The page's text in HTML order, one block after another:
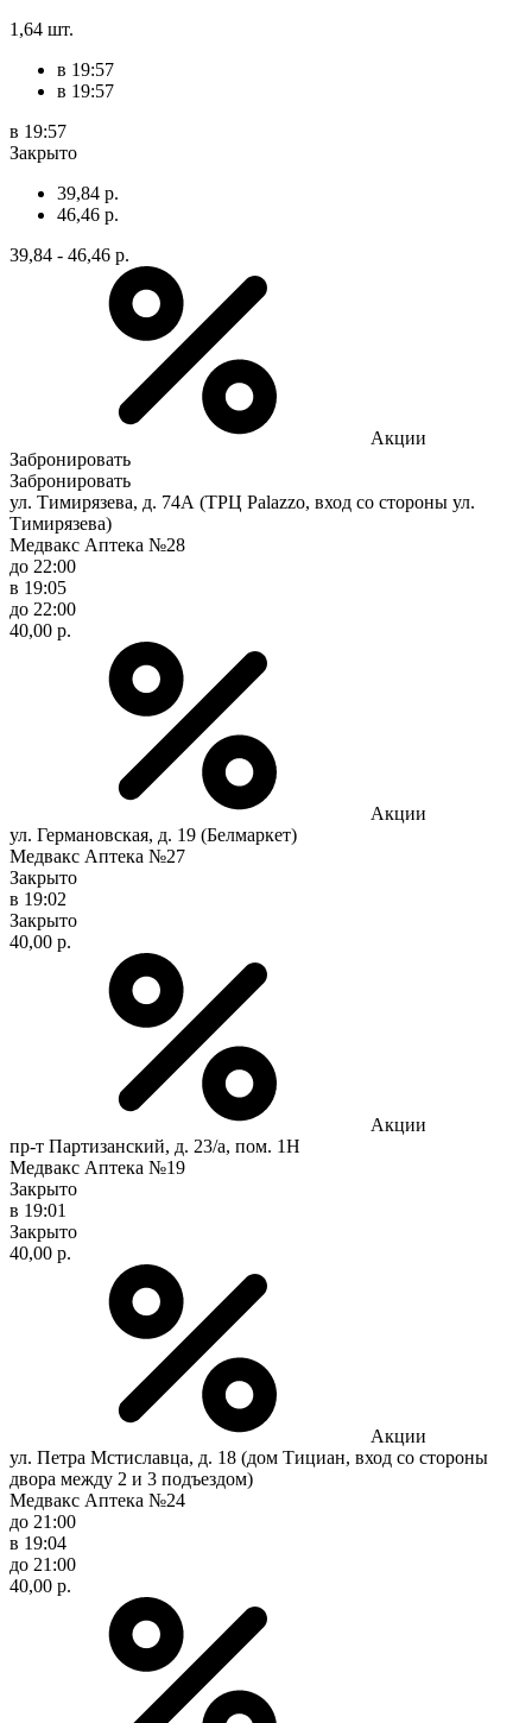
1,64 шт.
в 19:57
в 19:57
в 19:57
Закрыто
39,84 р.
46,46 р.
39,84 - 46,46 р.
Акции
Забронировать
Забронировать
ул. Тимирязева, д. 74А (ТРЦ Palazzo, вход со стороны ул.
Тимирязева)
Медвакс Аптека №28
до 22:00
в 19:05
до 22:00
40,00 р.
Акции
ул. Германовская, д. 19 (Белмаркет)
Медвакс Аптека №27
Закрыто
в 19:02
Закрыто
40,00 р.
Акции
пр-т Партизанский, д. 23/а, пом. 1Н
Медвакс Аптека №19
Закрыто
в 19:01
Закрыто
40,00 р.
Акции
ул. Петра Мстиславца, д. 18 (дом Тициан, вход со стороны
двора между 2 и 3 подъездом)
Медвакс Аптека №24
до 21:00
в 19:04
до 21:00
40,00 р.